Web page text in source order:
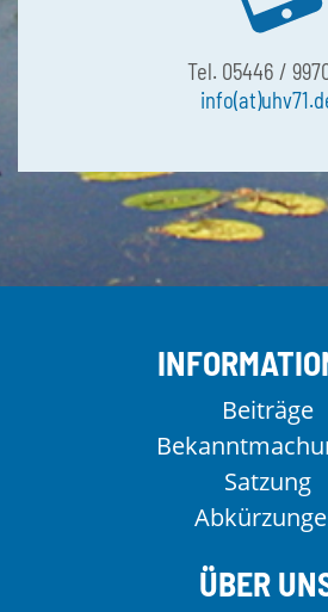
Tel. 05446 /
Beiträge
Satzung
ÜBER